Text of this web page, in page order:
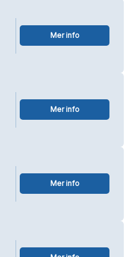
Mer info
Mer info
Mer info